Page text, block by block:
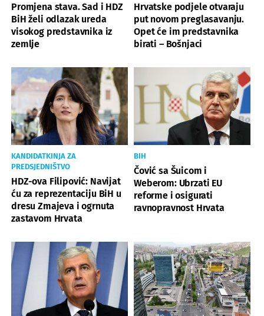
Promjena stava. Sad i HDZ
BiH želi odlazak ureda
visokog predstavnika iz
zemlje
Hrvatske podjele otvaraju
put novom preglasavanju.
Opet će im predstavnika
birati – Bošnjaci
KANDIDATKINJA ZA
PREDSJEDNIŠTVO
HDZ-ova Filipović: Navijat
ću za reprezentaciju BiH u
dresu Zmajeva i ogrnuta
zastavom Hrvata
BIH
Čović sa Šuicom i
Weberom: Ubrzati EU
reforme i osigurati
ravnopravnost Hrvata